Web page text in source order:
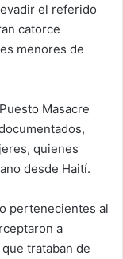
el referido
catorce
menores de
Masacre
quienes
desde Haití.
pertenecientes al
a
trataban de